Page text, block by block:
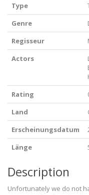
Type
Genre
Regisseur
Actors
Rating
Land
Erscheinungsdatum
Länge
Description
Unfortunately we do not